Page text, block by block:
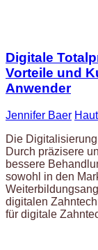
Digitale
Vorteile und
Anwender
Jennifer Baer
Die
Durch präzisere
bessere
sowohl in den
digitalen
für digitale